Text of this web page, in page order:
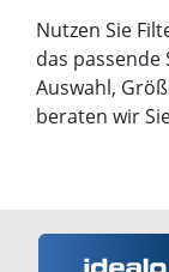
Nutzen Sie
das passende
Auswahl,
beraten wir